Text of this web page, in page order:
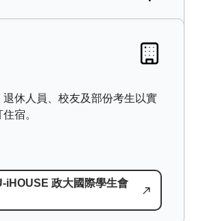
臨水親山的健行步道，四季皆
退休人員、校友及部份考生以實
宿。
iHOUSE 政大國際學生會